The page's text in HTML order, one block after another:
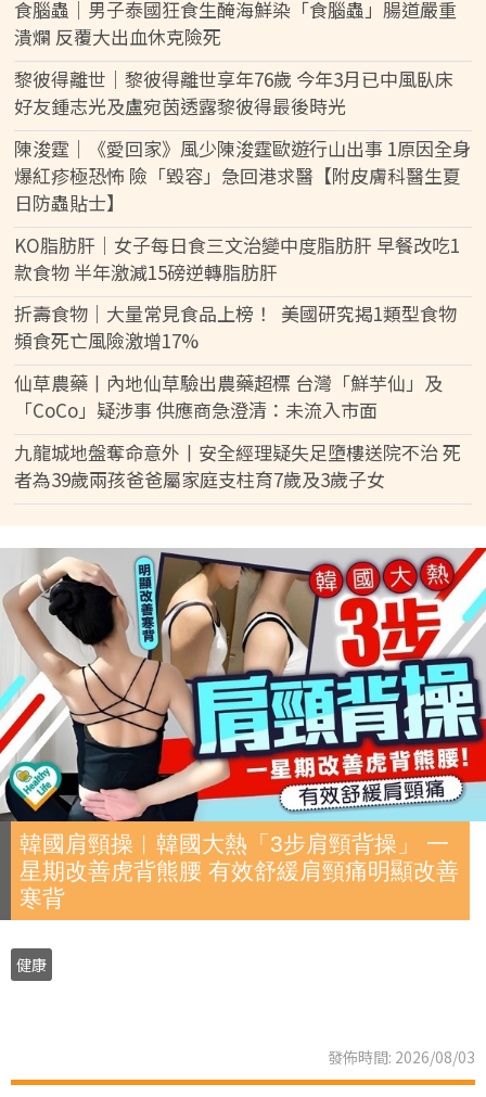
食腦蟲｜男子泰國狂食生醃海鮮染「食腦蟲」腸道嚴重
潰爛 反覆大出血休克險死
黎彼得離世｜黎彼得離世享年76歲 今年3月已中風臥床
好友鍾志光及盧宛茵透露黎彼得最後時光
陳浚霆｜《愛回家》風少陳浚霆歐遊行山出事 1原因全身
爆紅疹極恐怖 險「毀容」急回港求醫【附皮膚科醫生夏
日防蟲貼士】
KO脂肪肝｜女子每日食三文治變中度脂肪肝 早餐改吃1
款食物 半年激減15磅逆轉脂肪肝
折壽食物｜大量常見食品上榜！ 美國研究揭1類型食物
頻食死亡風險激增17%
仙草農藥丨內地仙草驗出農藥超標 台灣「鮮芋仙」及
「CoCo」疑涉事 供應商急澄清：未流入市面
九龍城地盤奪命意外丨安全經理疑失足墮樓送院不治 死
者為39歲兩孩爸爸屬家庭支柱育7歲及3歲子女
韓國肩頸操︱韓國大熱「3步肩頸背操」 一
星期改善虎背熊腰 有效舒緩肩頸痛明顯改善
寒背
健康
發佈時間: 2026/08/03